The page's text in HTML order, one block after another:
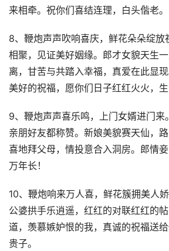
来相牵。祝你们喜结连理，白头偕老。
8、鞭炮声声吹响喜庆，鲜花朵朵绽放
相聚，见证美好姻缘。郎才女貌天生
离，甘苦与共踏入幸福，真爱在此显
美好的祝福，愿你们日子红红火火，生
9、鞭炮声声喜乐鸣，上门女婿进门来
亲朋好友都称赞。新娘美貌赛天仙，
喜地拜父母，情投意合入洞房。郎情
万年长！
10、鞭炮响来万人喜，鲜花簇拥美人
公婆拱手乐逍遥，红红的对联红红的
道，羡慕嫉妒恨的我，真诚的祝福送
贵子。